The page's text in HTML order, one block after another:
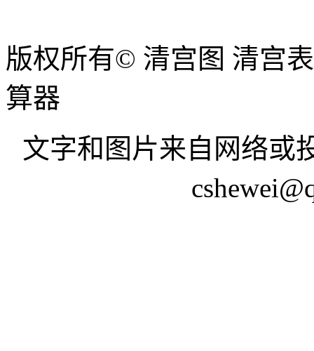
版权所有© 清宫图 清宫
算器
文字和图片来自网络或